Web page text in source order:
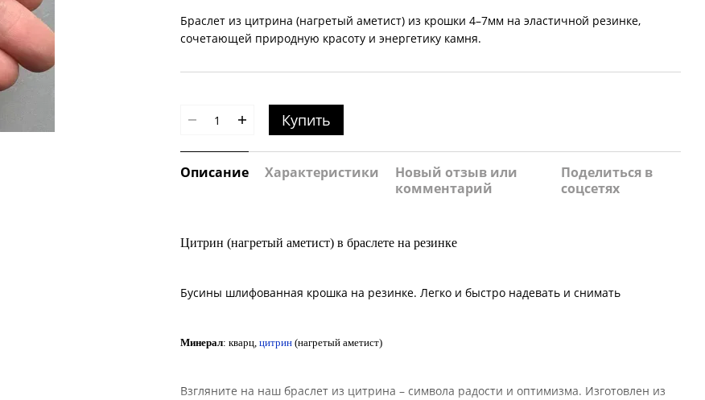
Браслет из цитрина (нагретый аметист) из крошки 4–7мм на эластичной резинке,
сочетающей природную красоту и энергетику камня.
Купить
Описание Характеристики
Новый отзыв или
комментарий
Поделиться в
соцсетях
Цитрин (нагретый аметист) в браслете на резинке
Бусины шлифованная крошка на резинке. Легко и быстро надевать и снимать
Минерал: кварц, цитрин (нагретый аметист)
Взгляните на наш браслет из цитрина – символа радости и оптимизма. Изготовлен из